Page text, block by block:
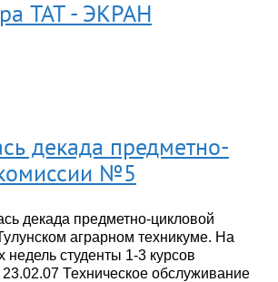
ТАТ - ЭКРАН
декада предметно-
№5
декада предметно-цикловой
аграрном техникуме. На
недель студенты 1-3 курсов
Техническое обслуживание